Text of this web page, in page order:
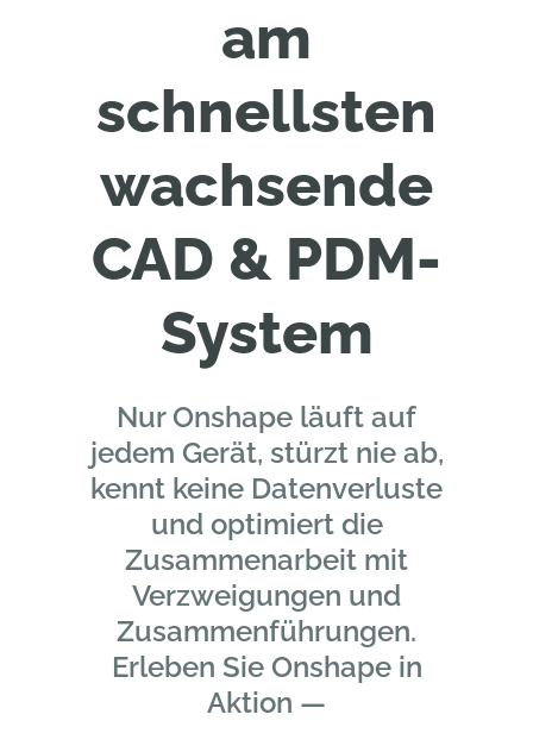
am
schnellsten
wachsende
CAD & PDM-
System
Nur Onshape läuft auf
jedem Gerät, stürzt nie ab,
kennt keine Datenverluste
und optimiert die
Zusammenarbeit mit
Verzweigungen und
Zusammenführungen.
Erleben Sie Onshape in
Aktion —